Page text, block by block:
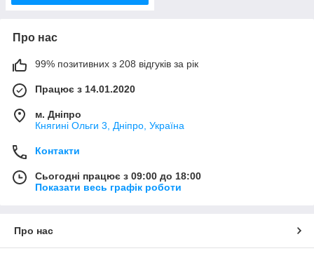
Про нас
99% позитивних з 208 відгуків за рік
Працює з 14.01.2020
м. Дніпро
Княгині Ольги 3, Дніпро, Україна
Контакти
Сьогодні працює з 09:00 до 18:00
Показати весь графік роботи
Про нас